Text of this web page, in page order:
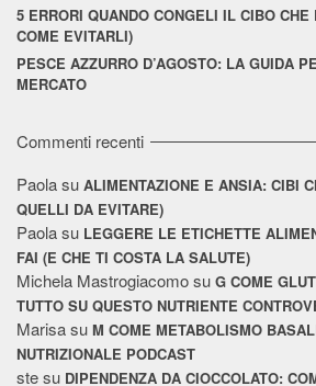
5 ERRORI QUANDO CONGELI IL CIBO CHE
COME EVITARLI)
PESCE AZZURRO D’AGOSTO: LA GUIDA
MERCATO
Commenti recenti
Paolasu ALIMENTAZIONE E ANSIA: CIBI
QUELLI DA EVITARE)
Paolasu LEGGERE LE ETICHETTE
FAI (E CHE TI COSTA LA SALUTE)
Michela Mastrogiacomosu G COME
TUTTO SU QUESTO NUTRIENTE
Marisasu M COME METABOLISMO
NUTRIZIONALE PODCAST
stesu DIPENDENZA DA CIOCCOLATO: